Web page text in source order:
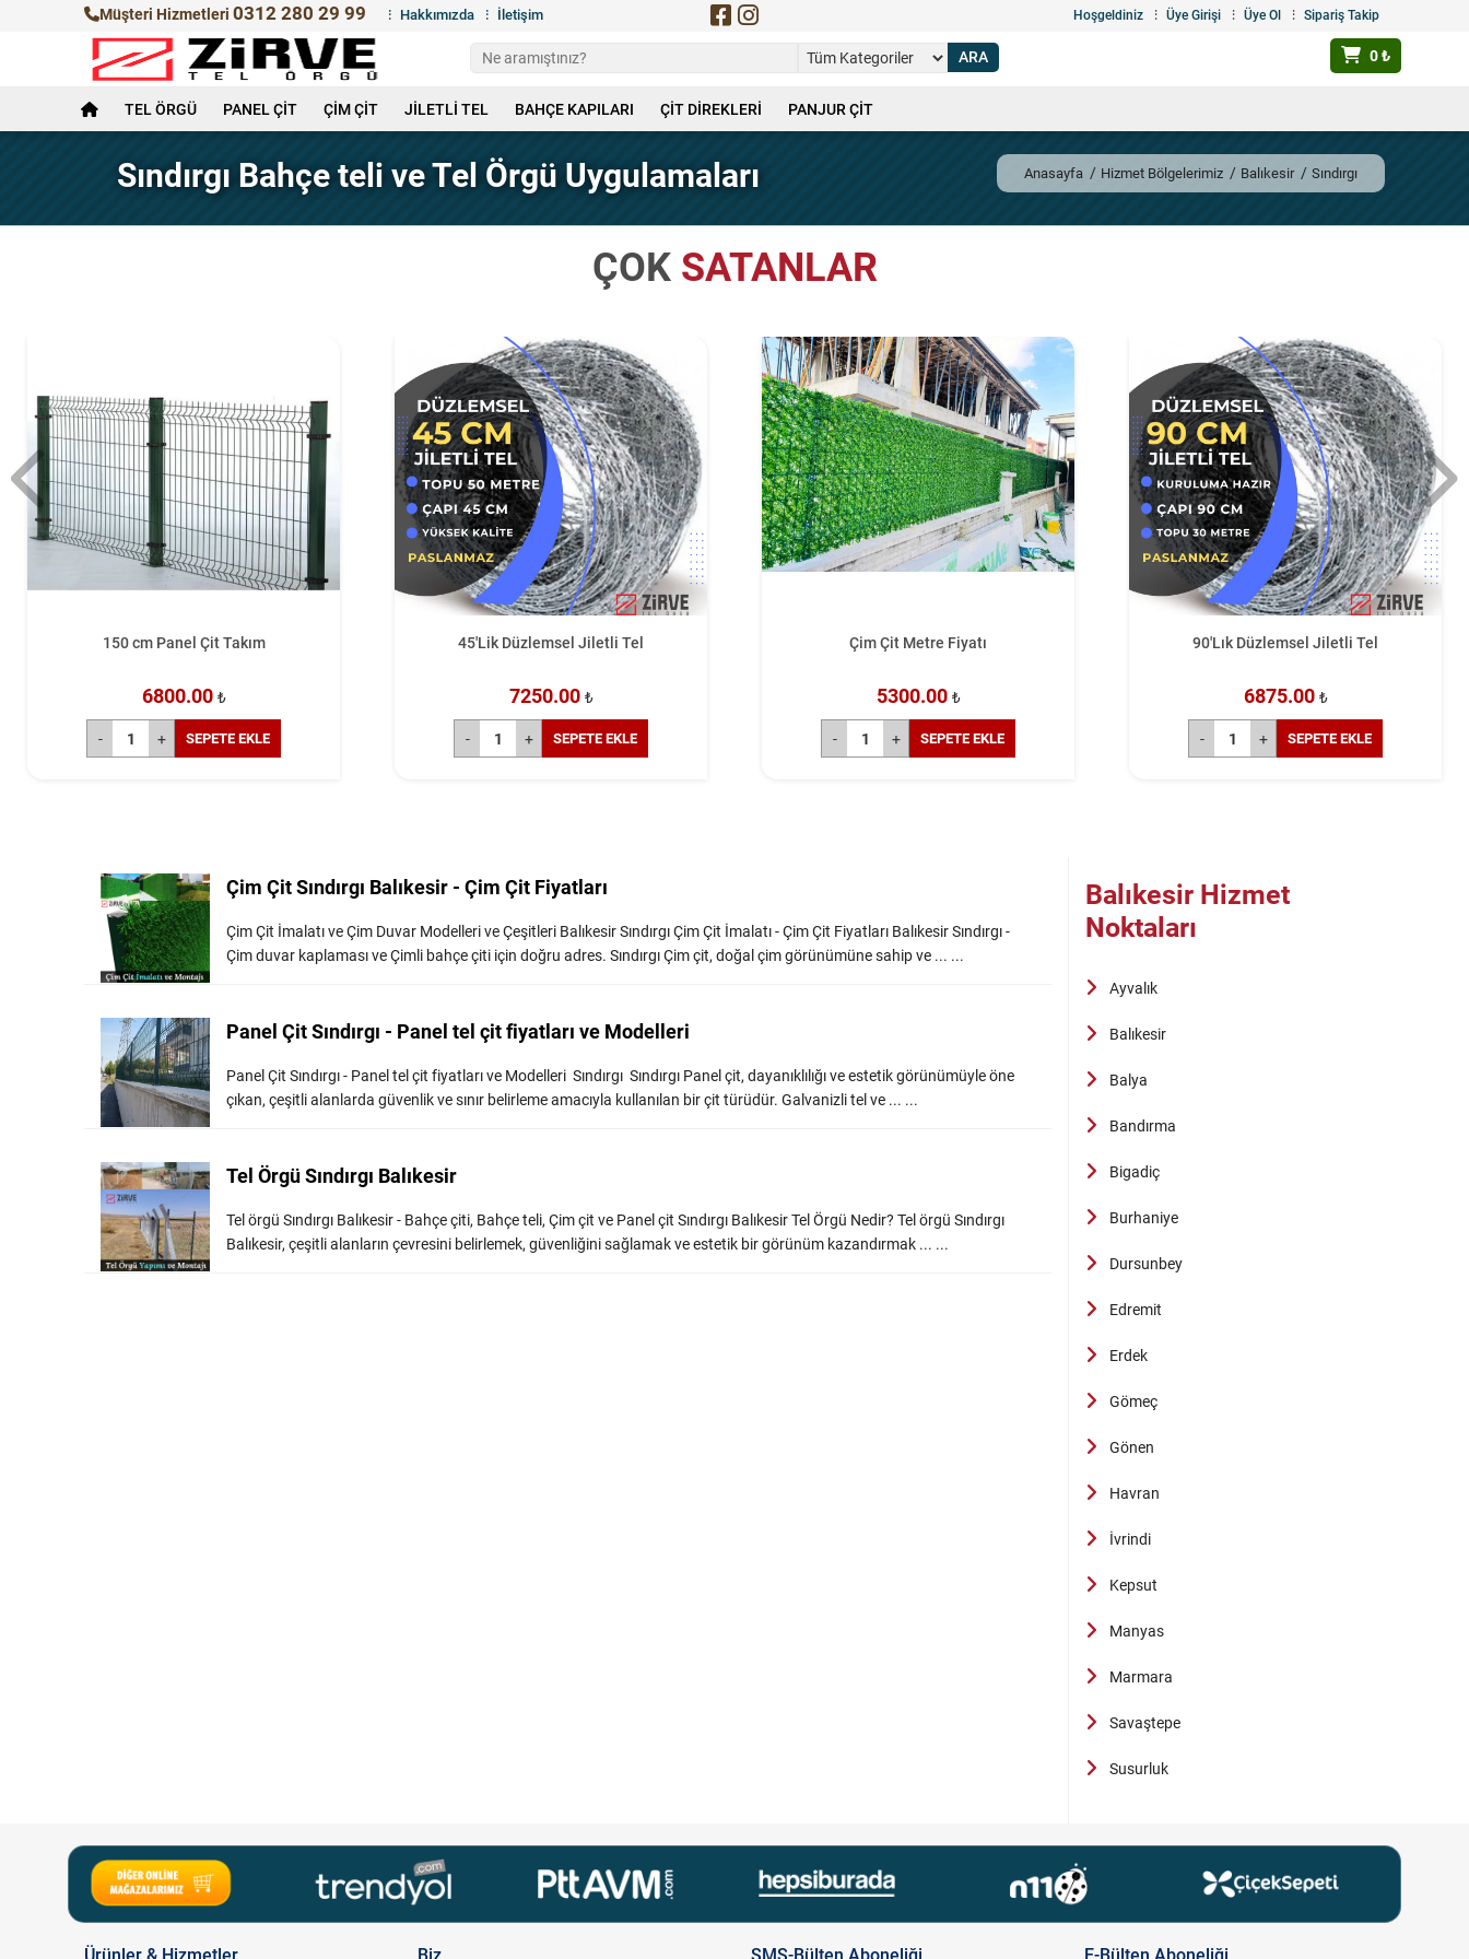
Müşteri Hizmetleri 0312 280 29 99 Hakkımızda İletişim Hoşgeldiniz Üye Girişi Üye Ol Sipariş Takip
0 ₺
TEL ÖRGÜ PANEL ÇİT ÇİM ÇİT JİLETLİ TEL BAHÇE KAPILARI ÇİT DİREKLERİ PANJUR ÇİT
Anasayfa Hizmet Bölgelerimiz Balıkesir Sındırgı
Sındırgı Bahçe teli ve Tel Örgü Uygulamaları
ÇOK SATANLAR
45'Lik Düzlemsel Jiletli Tel 2 5 mm Bahçe
Çim Çit Sındırgı Balıkesir - Çim Çit Fiyatları
Çim Çit İmalatı ve Çim Duvar Modelleri ve Çeşitleri Balıkesir Sındırgı Çim Çit İmalatı - Çim Çit Fiyatları Balıkesir Sındırgı -
Çim duvar kaplaması ve Çimli bahçe çiti için doğru adres. Sındırgı Çim çit, doğal çim görünümüne sahip ve ... ...
Panel Çit Sındırgı - Panel tel çit fiyatları ve Modelleri
Panel Çit Sındırgı - Panel tel çit fiyatları ve Modelleri Sındırgı Sındırgı Panel çit, dayanıklılığı ve estetik görünümüyle öne
çıkan, çeşitli alanlarda güvenlik ve sınır belirleme amacıyla kullanılan bir çit türüdür. Galvanizli tel ve ... ...
Tel Örgü Sındırgı Balıkesir
Tel örgü Sındırgı Balıkesir - Bahçe çiti, Bahçe teli, Çim çit ve Panel çit Sındırgı Balıkesir Tel Örgü Nedir? Tel örgü Sındırgı
Balıkesir, çeşitli alanların çevresini belirlemek, güvenliğini sağlamak ve estetik bir görünüm kazandırmak ... ...
Balıkesir Hizmet
Noktaları
Ayvalık
Balıkesir
Balya
Bandırma
Bigadiç
Burhaniye
Dursunbey
Edremit
Erdek
Gömeç
Gönen
Havran
İvrindi
Kepsut
Manyas
Marmara
Savaştepe
Susurluk